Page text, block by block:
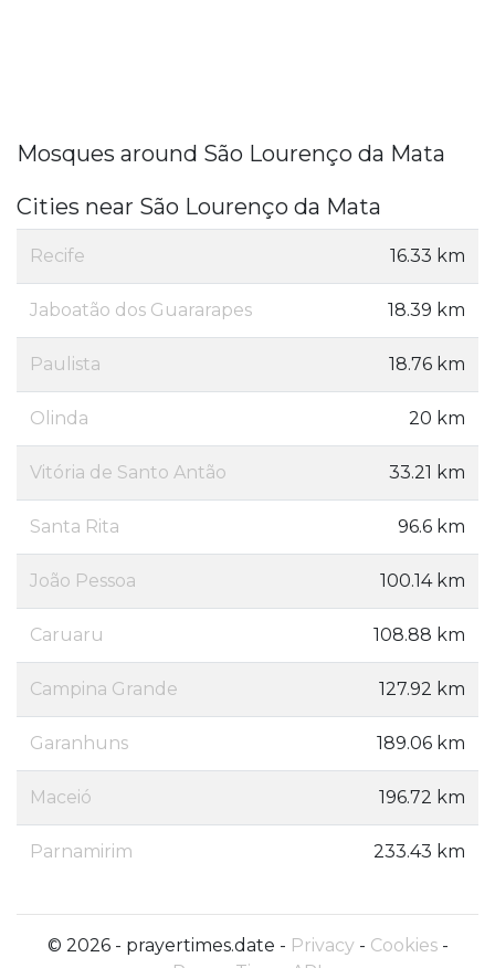
Mosques around São Lourenço da Mata
Cities near São Lourenço da Mata
Recife 16.33 km
Jaboatão dos Guararapes 18.39 km
Paulista 18.76 km
Olinda 20 km
Vitória de Santo Antão 33.21 km
Santa Rita 96.6 km
João Pessoa 100.14 km
Caruaru 108.88 km
Campina Grande 127.92 km
Garanhuns 189.06 km
Maceió 196.72 km
Parnamirim 233.43 km
© 2026 - prayertimes.date - Privacy- Cookies-